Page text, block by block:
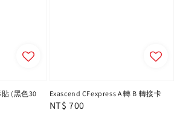
貼 (黑色30
Exascend CFexpress A 轉 B 轉接卡
Regular
NT$ 700